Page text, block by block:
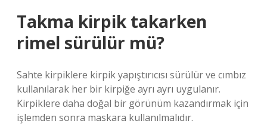
Takma kirpik takarken
rimel sürülür mü?
Sahte kirpiklere kirpik yapıştırıcısı sürülür ve cımbız
kullanılarak her bir kirpiğe ayrı ayrı uygulanır.
Kirpiklere daha doğal bir görünüm kazandırmak için
işlemden sonra maskara kullanılmalıdır.